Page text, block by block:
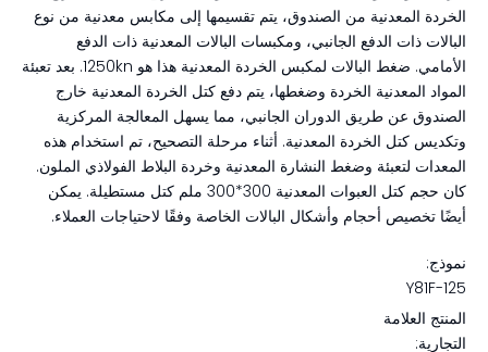
الخردة المعدنية من الصندوق، يتم تقسيمها إلى مكابس معدنية من نوع
البالات ذات الدفع الجانبي، ومكبسات البالات المعدنية ذات الدفع
الأمامي. ضغط البالات لمكبس الخردة المعدنية هذا هو 1250kn. بعد تعبئة
المواد المعدنية الخردة وضغطها، يتم دفع كتل الخردة المعدنية خارج
الصندوق عن طريق الدوران الجانبي، مما يسهل المعالجة المركزية
وتكديس كتل الخردة المعدنية. أثناء مرحلة التصحيح، تم استخدام هذه
المعدات لتعبئة وضغط النشارة المعدنية وخردة البلاط الفولاذي الملون.
كان حجم كتل العبوات المعدنية 300*300 ملم كتل مستطيلة. يمكن
أيضًا تخصيص أحجام وأشكال البالات الخاصة وفقًا لاحتياجات العملاء.
نموذج:
Y81F-125
المنتج العلامة
التجارية: